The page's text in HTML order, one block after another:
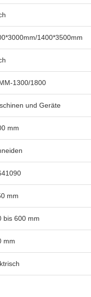
1400*3500mm
1300/1800
und Geräte
mm
mm
bis 600 mm
mm